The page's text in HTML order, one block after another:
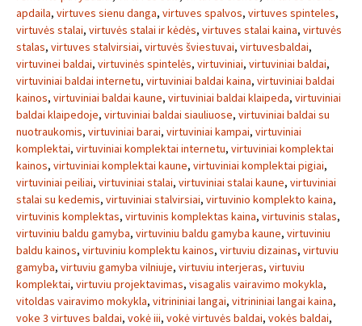
apdaila, virtuves sienu danga, virtuves spalvos, virtuves spinteles,
virtuvės stalai, virtuvės stalai ir kėdės, virtuves stalai kaina, virtuvės
stalas, virtuves stalvirsiai, virtuvės šviestuvai, virtuvesbaldai,
virtuvinei baldai, virtuvinės spintelės, virtuviniai, virtuviniai baldai,
virtuviniai baldai internetu, virtuviniai baldai kaina, virtuviniai baldai
kainos, virtuviniai baldai kaune, virtuviniai baldai klaipeda, virtuviniai
baldai klaipedoje, virtuviniai baldai siauliuose, virtuviniai baldai su
nuotraukomis, virtuviniai barai, virtuviniai kampai, virtuviniai
komplektai, virtuviniai komplektai internetu, virtuviniai komplektai
kainos, virtuviniai komplektai kaune, virtuviniai komplektai pigiai,
virtuviniai peiliai, virtuviniai stalai, virtuviniai stalai kaune, virtuviniai
stalai su kedemis, virtuviniai stalvirsiai, virtuvinio komplekto kaina,
virtuvinis komplektas, virtuvinis komplektas kaina, virtuvinis stalas,
virtuviniu baldu gamyba, virtuviniu baldu gamyba kaune, virtuviniu
baldu kainos, virtuviniu komplektu kainos, virtuviu dizainas, virtuviu
gamyba, virtuviu gamyba vilniuje, virtuviu interjeras, virtuviu
komplektai, virtuviu projektavimas, visagalis vairavimo mokykla,
vitoldas vairavimo mokykla, vitrininiai langai, vitrininiai langai kaina,
voke 3 virtuves baldai, vokė iii, vokė virtuvės baldai, vokės baldai,